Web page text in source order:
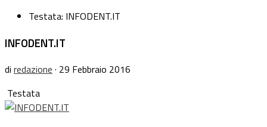
Testata: INFODENT.IT
INFODENT.IT
di redazione · 29 Febbraio 2016
Testata